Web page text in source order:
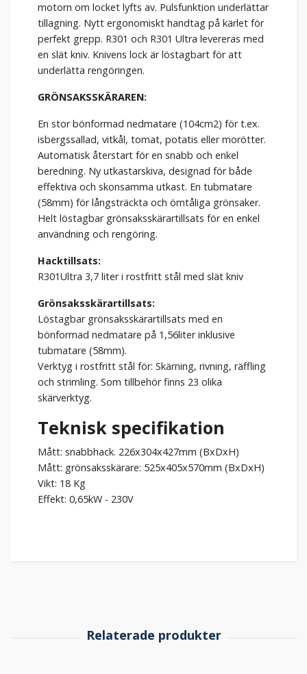
motorn om locket lyfts av. Pulsfunktion underlättar
tillagning. Nytt ergonomiskt handtag på kärlet för
perfekt grepp. R301 och R301 Ultra levereras med
en slät kniv. Knivens lock är löstagbart för att
underlätta rengöringen.
GRÖNSAKSSKÄRAREN:
En stor bönformad nedmatare (104cm2) för t.ex.
isbergssallad, vitkål, tomat, potatis eller morötter.
Automatisk återstart för en snabb och enkel
beredning. Ny utkastarskiva, designad för både
effektiva och skonsamma utkast. En tubmatare
(58mm) för långsträckta och ömtåliga grönsaker.
Helt löstagbar grönsaksskärartillsats för en enkel
användning och rengöring.
Hacktillsats:
R301Ultra 3,7 liter i rostfritt stål med slät kniv
Grönsaksskärartillsats:
Löstagbar grönsaksskärartillsats med en
bönformad nedmatare på 1,56liter inklusive
tubmatare (58mm).
Verktyg i rostfritt stål för: Skärning, rivning, räffling
och strimling. Som tillbehör finns 23 olika
skärverktyg.
Teknisk specifikation
Mått: snabbhack. 226x304x427mm (BxDxH)
Mått: grönsaksskärare: 525x405x570mm (BxDxH)
Vikt: 18 Kg
Effekt: 0,65kW - 230V